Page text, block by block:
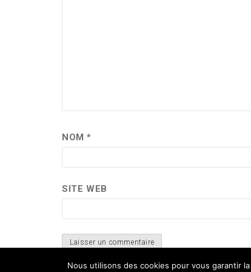
NOM*
SITE WEB
Nous utilisons des cookies pour vous garantir